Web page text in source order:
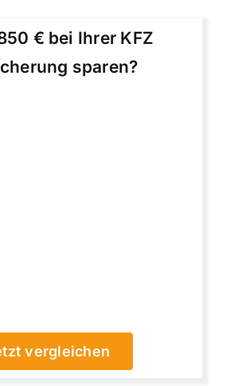
€ bei Ihrer KFZ
sparen?
vergleichen